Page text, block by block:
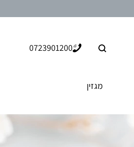
חיפוש 0723901200
מגזין